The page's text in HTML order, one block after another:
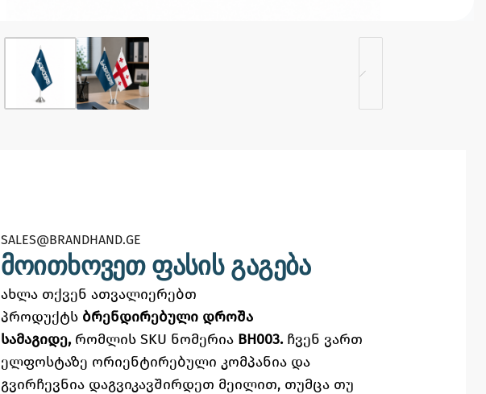
SALES@BRANDHAND.GE​
მოითხოვეთ ფასის გაგება
ახლა თქვენ ათვალიერებთ
პროდუქტს ბრენდირებული დროშა
სამაგიდე, რომლის SKU ნომერია BH003. ჩვენ ვართ
ელფოსტაზე ორიენტირებული კომპანია და
გვირჩევნია დაგვიკავშირდეთ მეილით, თუმცა თუ